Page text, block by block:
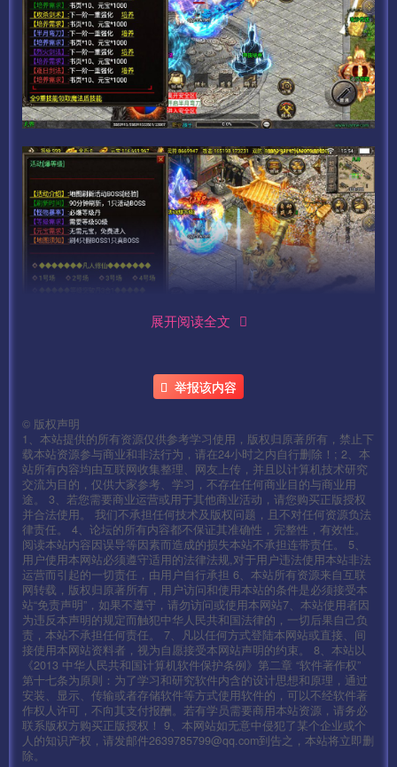
展开阅读全文
举报该内容
© 版权声明
1、本站提供的所有资源仅供参考学习使用，版权归原著所有，禁止下
载本站资源参与商业和非法行为，请在24小时之内自行删除！; 2、本
站所有内容均由互联网收集整理、网友上传，并且以计算机技术研究
交流为目的，仅供大家参考、学习，不存在任何商业目的与商业用
途。 3、若您需要商业运营或用于其他商业活动，请您购买正版授权
并合法使用。 我们不承担任何技术及版权问题，且不对任何资源负法
律责任。 4、论坛的所有内容都不保证其准确性，完整性，有效性。
阅读本站内容因误导等因素而造成的损失本站不承担连带责任。 5、
用户使用本网站必须遵守适用的法律法规,对于用户违法使用本站非法
运营而引起的一切责任，由用户自行承担 6、本站所有资源来自互联
网转载，版权归原著所有，用户访问和使用本站的条件是必须接受本
站“免责声明”，如果不遵守，请勿访问或使用本网站7、本站使用者因
为违反本声明的规定而触犯中华人民共和国法律的，一切后果自己负
责，本站不承担任何责任。 7、凡以任何方式登陆本网站或直接、间
接使用本网站资料者，视为自愿接受本网站声明的约束。 8、本站以
《2013 中华人民共和国计算机软件保护条例》第二章 “软件著作权”
第十七条为原则：为了学习和研究软件内含的设计思想和原理，通过
安装、显示、传输或者存储软件等方式使用软件的，可以不经软件著
作权人许可，不向其支付报酬。若有学员需要商用本站资源，请务必
联系版权方购买正版授权！ 9、本网站如无意中侵犯了某个企业或个
人的知识产权，请发邮件2639785799@qq.com到告之，本站将立即删
除。